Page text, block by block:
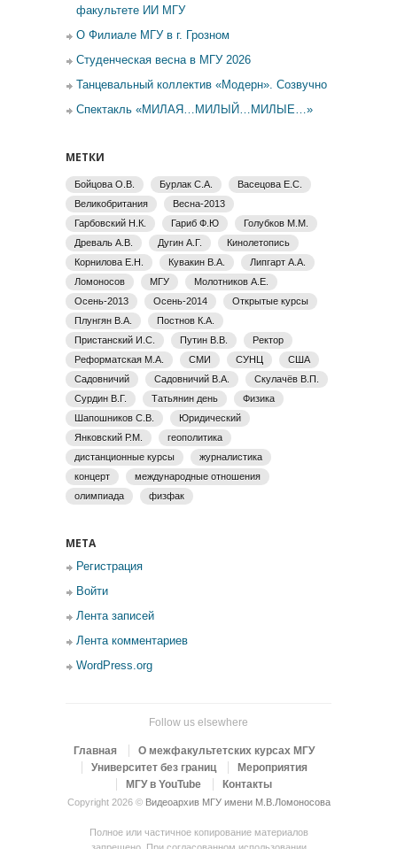
факультете ИИ МГУ
О Филиале МГУ в г. Грозном
Студенческая весна в МГУ 2026
Танцевальный коллектив «Модерн». Созвучно
Спектакль «МИЛАЯ…МИЛЫЙ…МИЛЫЕ…»
МЕТКИ
Бойцова О.В. Бурлак С.А.
Васецова Е.С.
Великобритания
Весна-2013
Гарбовский Н.К.
Гариб Ф.Ю
Голубков М.М.
Древаль А.В.
Дугин А.Г.
Кинолетопись
Корнилова Е.Н.
Кувакин В.А.
Липгарт А.А.
Ломоносов
МГУ
Молотников А.Е.
Осень-2013
Осень-2014
Открытые курсы
Плунгян В.А.
Постнов К.А.
Пристанский И.С.
Путин В.В.
Ректор
Реформатская М.А.
СМИ СУНЦ
США
Садовничий
Садовничий В.А.
Скулачёв В.П.
Сурдин В.Г.
Татьянин день
Физика
Шапошников С.В.
Юридический
Янковский Р.М.
геополитика
дистанционные курсы
журналистика
концерт
международные отношения
олимпиада
физфак
МЕТА
Регистрация
Войти
Лента записей
Лента комментариев
WordPress.org
Follow us elsewhere
Главная
О межфакультетских курсах МГУ
Университет без границ
Мероприятия
МГУ в YouTube
Контакты
Copyright 2026 © Видеоархив МГУ имени М.В.Ломоносова
Полное или частичное копирование материалов